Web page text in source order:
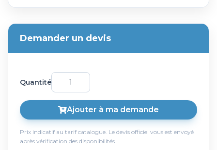
Demander un devis
Quantité
Ajouter à ma demande
Prix indicatif au tarif catalogue. Le devis officiel vous est envoyé
après vérification des disponibilités.